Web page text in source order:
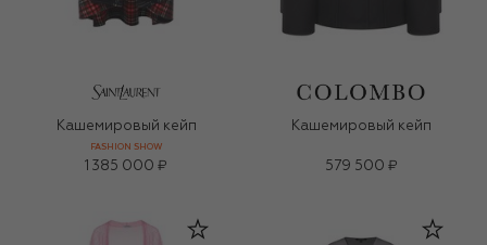
Кашемировый кейп
FASHION SHOW
1 385 000 ₽
Кашемировый кейп
579 500 ₽